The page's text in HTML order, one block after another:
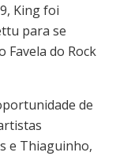
King foi
para se
Favela do Rock
de
e Thiaguinho,